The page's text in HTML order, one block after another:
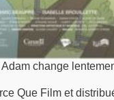
change
Que Film et